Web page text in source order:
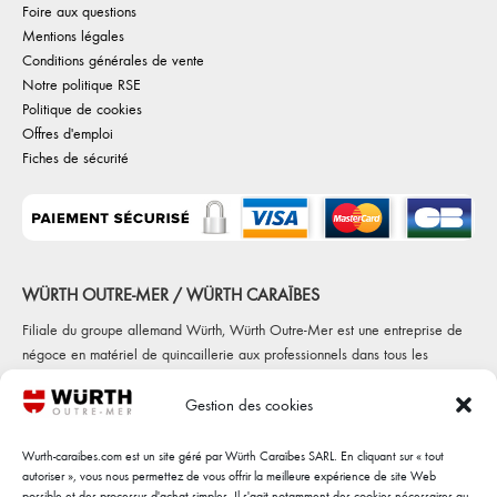
Gestion des cookies
Wurth-caraibes.com est un site géré par Würth Caraïbes SARL. En cliquant sur « tout
autoriser », vous nous permettez de vous offrir la meilleure expérience de site Web
Foire aux questions
Mentions légales
Conditions générales de vente
Notre politique RSE
Politique de cookies
Offres d'emploi
Fiches de sécurité
WÜRTH OUTRE-MER / WÜRTH CARAÏBES
Filiale du groupe allemand Würth, Würth Outre-Mer est une entreprise de
négoce en matériel de quincaillerie aux professionnels dans tous les
diverses) Würth Outre-Mer c'est 5 agences, sur 4 départements
INSCRIPTION A LA NEWSLETTER